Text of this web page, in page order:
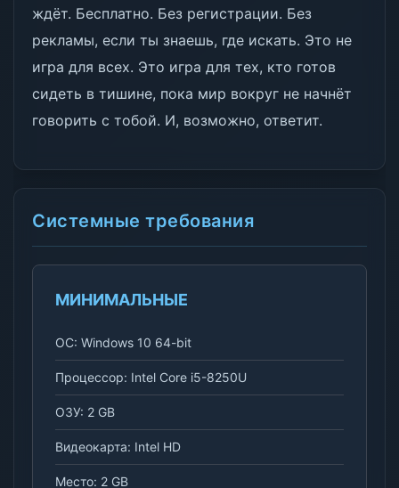
ждёт. Бесплатно. Без регистрации. Без
рекламы, если ты знаешь, где искать. Это не
игра для всех. Это игра для тех, кто готов
сидеть в тишине, пока мир вокруг не начнёт
говорить с тобой. И, возможно, ответит.
Системные требования
МИНИМАЛЬНЫЕ
ОС: Windows 10 64-bit
Процессор: Intel Core i5-8250U
ОЗУ: 2 GB
Видеокарта: Intel HD
Место: 2 GB